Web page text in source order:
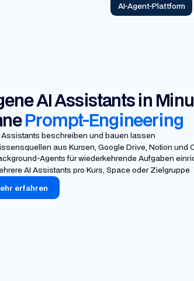
AI-Agent-Plattform
AI Assistants in
Prompt-Engineering
Assistants beschreiben und bauen lassen
aus Kursen, Google Drive, Notion und
Agents für wiederkehrende Aufgaben
AI Assistants pro Kurs, Space oder Zielgruppe
erfahren